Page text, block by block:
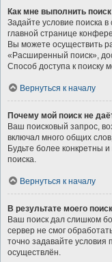
Как мне выполнить
Задайте условие поиска
главной странице
Вы можете осуществить
«Расширенный поиск»,
Способ доступа к поиску
Вернуться к началу
Почему мой поиск не
Ваш поисковый запрос,
включал много общих
Будьте более конкретны
поиска.
Вернуться к началу
В результате моего
Ваш поиск дал слишком
сервер не смог
точно задавайте
осуществлён.